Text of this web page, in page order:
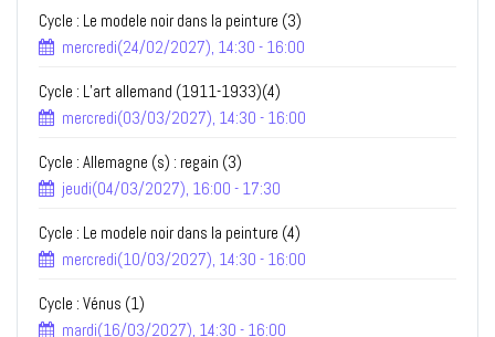
Cycle : Le modele noir dans la peinture (3)
mercredi(24/02/2027), 14:30 - 16:00
Cycle : L’art allemand (1911-1933)(4)
mercredi(03/03/2027), 14:30 - 16:00
Cycle : Allemagne (s) : regain (3)
jeudi(04/03/2027), 16:00 - 17:30
Cycle : Le modele noir dans la peinture (4)
mercredi(10/03/2027), 14:30 - 16:00
Cycle : Vénus (1)
mardi(16/03/2027), 14:30 - 16:00